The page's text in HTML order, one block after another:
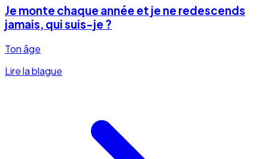
Je monte chaque année et je ne redescends
jamais, qui suis-je ?
Ton âge
Lire la blague